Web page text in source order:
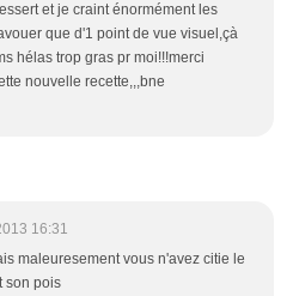
et je craint énormément les
que d'1 point de vue visuel,çà
hélas trop gras pr moi!!!merci
nouvelle recette,,,bne
16:31
maleuresement vous n'avez citie le
son pois